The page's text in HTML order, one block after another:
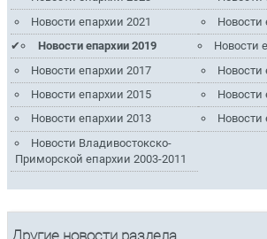
Новости епархии 2021
Новости
Новости епархии 2019
Новости
Новости епархии 2017
Новости
Новости епархии 2015
Новости
Новости епархии 2013
Новости
Новости Владивостокско-
Приморской епархии 2003-2011
Другие новости раздела